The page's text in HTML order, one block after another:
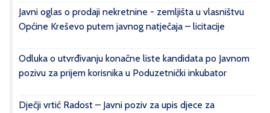
Javni oglas o prodaji nekretnine - zemljišta u vlasništvu
Općine Kreševo putem javnog natječaja – licitacije
Odluka o utvrđivanju konačne liste kandidata po Javnom
pozivu za prijem korisnika u Poduzetnički inkubator
Dječji vrtić Radost – Javni poziv za upis djece za